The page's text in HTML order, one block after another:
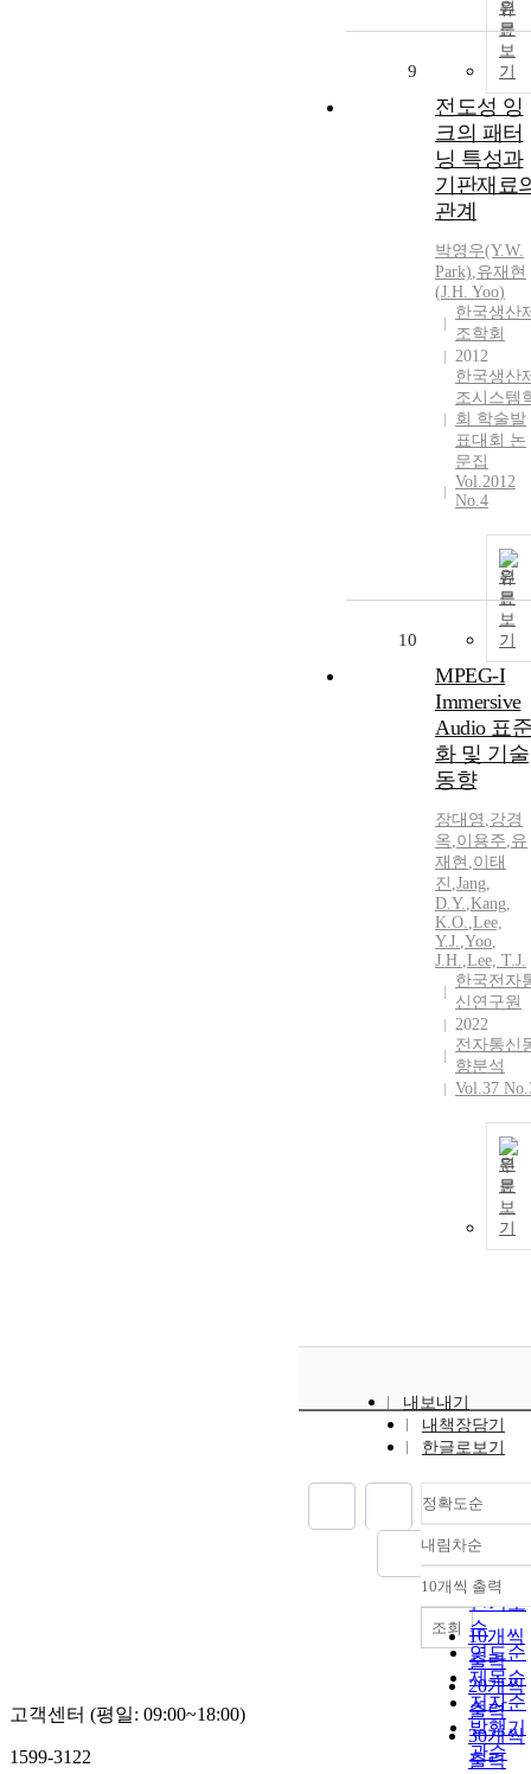
원
문
보
기
9
전도성 잉
크의 패터
닝 특성과
기판재료
관계
박영우(Y.W.
Park),유재현
(J.H. Yoo)
한국생산
조학회
2012
한국생산
조시스템
회 학술발
표대회 논
문집
Vol.2012
No.4
원
문
보
기
10
MPEG-I
Immersive
Audio 표준
화 및 기술
동향
장대영 ,강경
옥,이용주,유
재현 ,이태
진 ,Jang,
D.Y.,Kang,
K.O.,Lee,
Y.J.,Yoo,
J.H.,Lee, T.J.
한국전자
신연구원
2022
전자통신
향분석
Vol.37
원
문
보
기
내보내기
내책장담기
한글로보기
정확도순
정확도
순
인기도
순
연도순
제목순
저자순
발행기
관순
내림차순
내림차
10개씩 출력
10개씩
출력
20개씩
출력
30개씩
출력
조회
고객센터 (평일: 09:00~18:00)
1599-3122